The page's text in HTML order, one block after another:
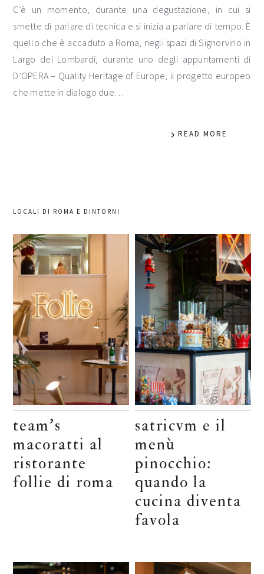
C’è un momento, durante una degustazione, in cui si
smette di parlare di tecnica e si inizia a parlare di tempo. È
quello che è accaduto a Roma, negli spazi di Signorvino in
Largo dei Lombardi, durante uno degli appuntamenti di
D’OPERA – Quality Heritage of Europe, il progetto europeo
che mette in dialogo due…
READ MORE
LOCALI DI ROMA E DINTORNI
team’s
macoratti al
ristorante
follie di roma
satricvm e il
menù
pinocchio:
quando la
cucina diventa
favola